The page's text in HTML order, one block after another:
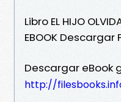
Libro EL HIJO
EBOOK Descargar
Descargar eBook
http://